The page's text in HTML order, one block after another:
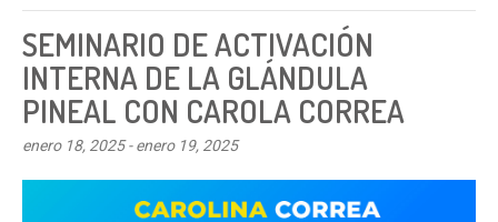
SEMINARIO DE ACTIVACIÓN
INTERNA DE LA GLÁNDULA
PINEAL CON CAROLA CORREA
enero 18, 2025-enero 19, 2025